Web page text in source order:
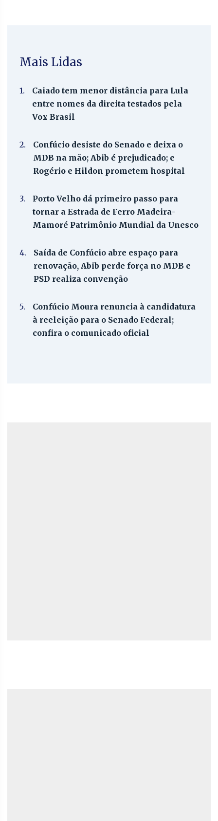
Mais Lidas
1.
Caiado tem menor distância para Lula
entre nomes da direita testados pela
Vox Brasil
2.
Confúcio desiste do Senado e deixa o
MDB na mão; Abib é prejudicado; e
Rogério e Hildon prometem hospital
3.
Porto Velho dá primeiro passo para
tornar a Estrada de Ferro Madeira-
Mamoré Patrimônio Mundial da Unesco
4.
Saída de Confúcio abre espaço para
renovação, Abib perde força no MDB e
PSD realiza convenção
5.
Confúcio Moura renuncia à candidatura
à reeleição para o Senado Federal;
confira o comunicado oficial